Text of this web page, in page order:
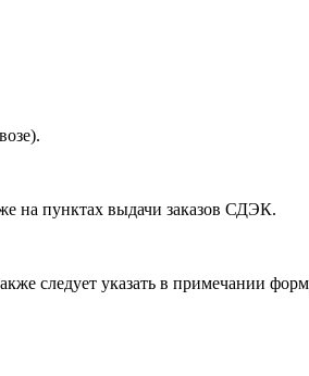
на пунктах выдачи заказов СДЭК.
следует указать в примечании